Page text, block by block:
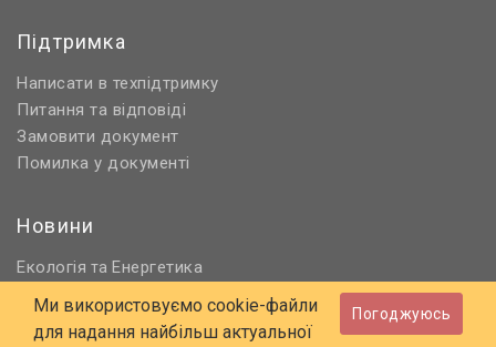
Підтримка
Написати в техпідтримку
Питання та відповіді
Замовити документ
Помилка у документі
Новини
Екологія та Енергетика
Нормативне регулювання
Будівництво та проєктування
Ми використовуємо cookie-файли
для надання найбільш актуальної
Погоджуюсь